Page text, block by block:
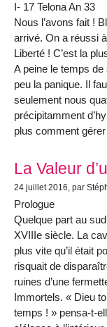
I- 17 Telona An 33
Nous l’avons fait !
arrivé. On a réussi
Liberté ! C’est la
A peine le temps de
peu la panique. Il
seulement nous
précipitamment
plus comment
La Valeur
24 juillet 2016, par
Prologue
Quelque part au
XVIIIe siècle. La
plus vite qu’il était
risquait de
ruines d’une
Immortels. « Dieu
temps ! » pensa-t-